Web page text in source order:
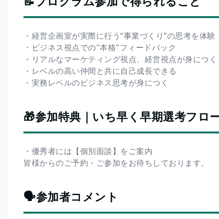
・経営企画室が実際に行う“事業づくり”の思考を体験
・ビジネス視点での"本格"フィードバック
・リアルなマーケティング視点、経営視点が身につく
・レベルの高い仲間と共に自己成長できる
・実務レベルのビジネス思考が身につく
🎁参加特典｜いち早く早期選考フロ
・優秀者には【個別面談】をご案内
皆様からのご予約・ご参加をお待ちしております。
🗣️参加者コメント